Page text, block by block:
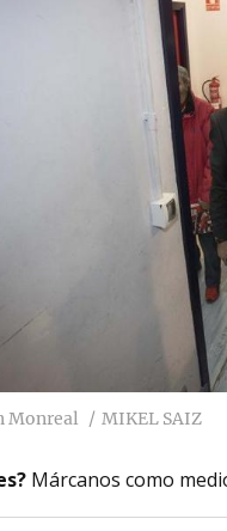
Monreal MIKEL SAIZ
Márcanos como